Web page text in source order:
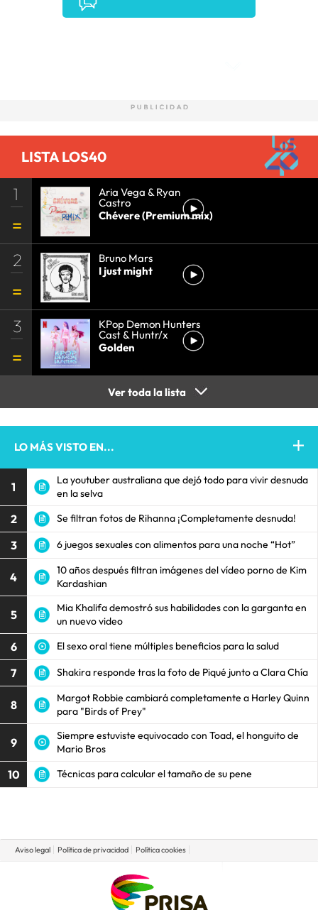
LISTA LOS40
1 Aria Vega & Ryan
Castro
Chévere (Premium mix)
2
Bruno Mars
I just might
3 KPop Demon Hunters
Cast & Huntr/x
Golden
Ver toda la lista
LO MÁS VISTO EN...
1
La youtuber australiana que dejó todo para vivir desnuda
en la selva
2 Se filtran fotos de Rihanna ¡Completamente desnuda!
3 6 juegos sexuales con alimentos para una noche “Hot”
4
10 años después filtran imágenes del vídeo porno de Kim
Kardashian
5
Mia Khalifa demostró sus habilidades con la garganta en
un nuevo video
6 El sexo oral tiene múltiples beneficios para la salud
7 Shakira responde tras la foto de Piqué junto a Clara Chía
8
Margot Robbie cambiará completamente a Harley Quinn
para "Birds of Prey"
9
Siempre estuviste equivocado con Toad, el honguito de
Mario Bros
10 Técnicas para calcular el tamaño de su pene
Aviso legal Política de privacidad Política cookies